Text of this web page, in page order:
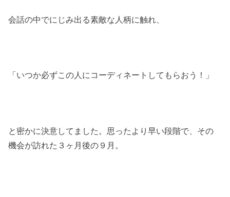
会話の中でにじみ出る素敵な人柄に触れ、
「いつか必ずこの人にコーディネートしてもらおう！」
と密かに決意してました。思ったより早い段階で、その
機会が訪れた３ヶ月後の９月。